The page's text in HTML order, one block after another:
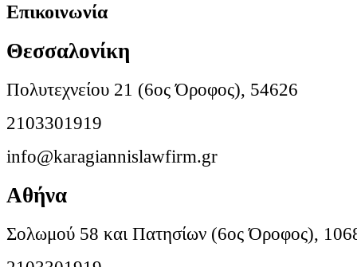
Επικοινωνία
Θεσσαλονίκη
Πολυτεχνείου 21 (6ος Όροφος), 54626
2103301919
info@karagiannislawfirm.gr
Αθήνα
Σολωμού 58 και Πατησίων (6ος Όροφος),